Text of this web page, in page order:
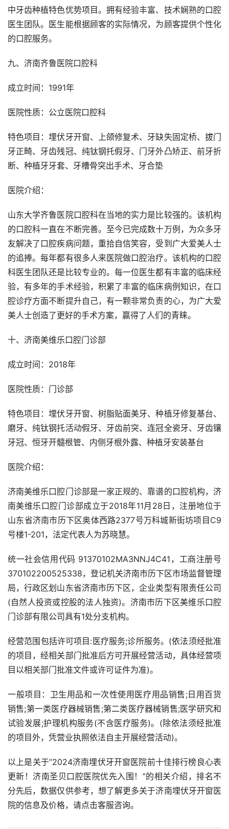
中牙齿种植特色优势项目。拥有经验丰富、技术娴熟的口腔
医生团队。医生能根据顾客的实际情况，为顾客提供个性化
的口腔服务。
九、济南齐鲁医院口腔科
成立时间：1991年
医院性质：公立医院口腔科
特色项目：埋伏牙开窗、上颌修复术、牙缺失固定桥、拔门
牙正畸、牙齿残冠、纯钛钢托假牙、门牙外凸矫正、前牙折
断、种植牙牙套、牙槽骨突出手术、牙合垫
医院介绍：
山东大学齐鲁医院口腔科在当地的实力是比较强的。该机构
的口腔科一直在不断完善。至今已完成数十万例，为众多牙
友解决了口腔疾病问题，重拾自信笑容，受到广大爱美人士
的追捧。每年都有很多人来医院做口腔治疗。该机构的口腔
科医生团队还是比较专业的。每一位医生都有丰富的临床经
验，有多年的手术经验，积累了丰富的临床病例知识，在口
腔诊疗方面不断提升自己，有一颗非常负责的心，为广大爱
美人士创造了更好的手术方案，赢得了人们的青睐。
十、济南美维乐口腔门诊部
成立时间：2018年
医院性质：门诊部
特色项目：埋伏牙开窗、树脂贴面美牙、种植牙修复基台、
磨牙、纯钛钢托活动假牙、牙齿前突、连冠全瓷牙、牙齿镶
牙冠、恒牙开髓根管、内侧牙根外露、种植牙安装基台
医院介绍：
济南美维乐口腔门诊部是一家正规的、靠谱的口腔机构，济
南美维乐口腔门诊部成立于2018年11月28日，注册地位于
山东省济南市历下区奥体西路2377号万科城新街坊项目C9
号楼1-201，法定代表人为苏晓慧。
统一社会信用代码 91370102MA3NNJ4C41，工商注册号
370102200525338，登记机关济南市历下区市场监督管理
局，行政区划山东省济南市历下区，企业类型有限责任公司
(自然人投资或控股的法人独资)。济南市历下区美维乐口腔
门诊部有限公司具有1处分支机构。
经营范围包括许可项目:医疗服务;诊所服务。(依法须经批准
的项目，经相关部门批准后方可开展经营活动，具体经营项
目以相关部门批准文件或许可证件为准)。
一般项目：卫生用品和一次性使用医疗用品销售;日用百货
销售;第一类医疗器械销售;第二类医疗器械销售;医学研究和
试验发展;护理机构服务(不含医疗服务)。(除依法须经批准
的项目外，凭营业执照依法自主开展经营活动)。
以上是关于”2024济南埋伏牙开窗医院前十佳排行榜良心表
更新！济南圣贝口腔医院优先入围！”的相关介绍，排名不
分先后，数据仅供参考，想了解更多关于济南埋伏牙开窗医
院的信息及价格，请点击客服咨询。